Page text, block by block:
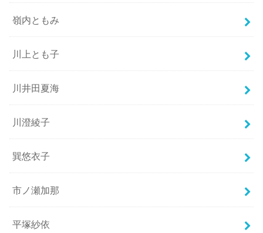
嶺内ともみ
川上とも子
川井田夏海
川澄綾子
巽悠衣子
市ノ瀬加那
平塚紗依